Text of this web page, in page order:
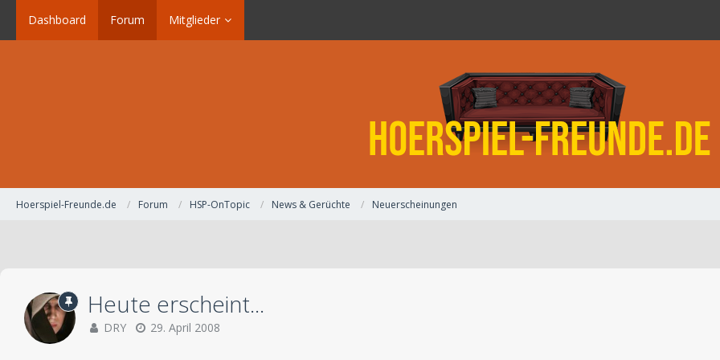
Dashboard Forum Mitglieder
Hoerspiel-Freunde.de Forum HSP-OnTopic News & Gerüchte Neuerscheinungen
Heute erscheint...
DRY 29. April 2008